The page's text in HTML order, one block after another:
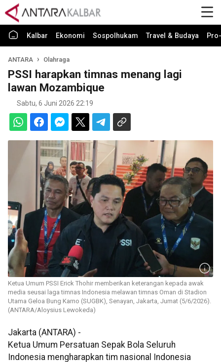
Kalbar Ekonomi Sospolhukam Travel & Budaya
ANTARA Olahraga
PSSI harapkan timnas menang lagi
lawan Mozambique
Sabtu, 6 Juni 2026 22:19
Ketua Umum PSSI Erick Thohir memberikan keterangan kepada awak
media seusai laga timnas Indonesia melawan timnas Oman di Stadion
Utama Geloa Bung Karno (SUGBK), Senayan, Jakarta, Jumat (5/6/2026).
(ANTARA/Aloysius Lewokeda)
Jakarta (ANTARA) -
Ketua Umum Persatuan Sepak Bola Seluruh
Indonesia mengharapkan tim nasional Indonesia